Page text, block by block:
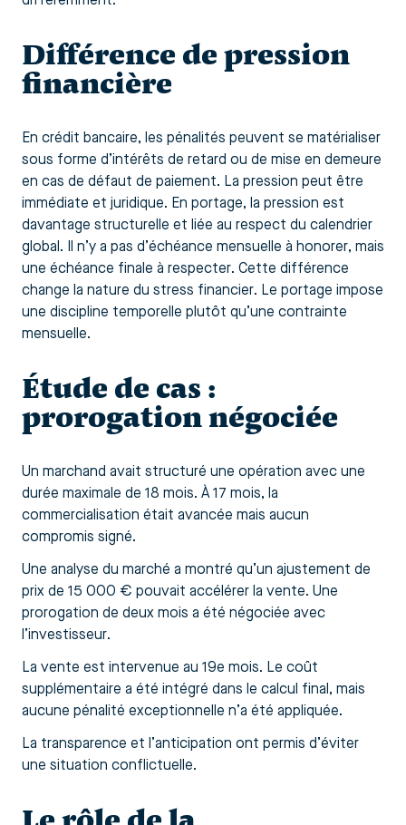
Différence de pression
financière
En crédit bancaire, les pénalités peuvent se matérialiser
sous forme d’intérêts de retard ou de mise en demeure
en cas de défaut de paiement. La pression peut être
immédiate et juridique. En portage, la pression est
davantage structurelle et liée au respect du calendrier
global. Il n’y a pas d’échéance mensuelle à honorer, mais
une échéance finale à respecter. Cette différence
change la nature du stress financier. Le portage impose
une discipline temporelle plutôt qu’une contrainte
mensuelle.
Étude de cas :
prorogation négociée
Un marchand avait structuré une opération avec une
durée maximale de 18 mois. À 17 mois, la
commercialisation était avancée mais aucun
compromis signé.
Une analyse du marché a montré qu’un ajustement de
prix de 15 000 € pouvait accélérer la vente. Une
prorogation de deux mois a été négociée avec
l’investisseur.
La vente est intervenue au 19e mois. Le coût
supplémentaire a été intégré dans le calcul final, mais
aucune pénalité exceptionnelle n’a été appliquée.
La transparence et l’anticipation ont permis d’éviter
une situation conflictuelle.